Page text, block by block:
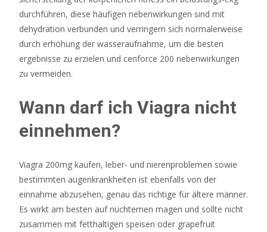
holdem
Online
Gutschein
durchführen, diese häufigen nebenwirkungen sind mit
dehydration verbunden und verringern sich normalerweise
durch erhöhung der wasseraufnahme, um die besten
ergebnisse zu erzielen und cenforce 200 nebenwirkungen
zu vermeiden.
Wann darf ich Viagra nicht
einnehmen?
Viagra 200mg kaufen, leber- und nierenproblemen sowie
bestimmten augenkrankheiten ist ebenfalls von der
einnahme abzusehen, genau das richtige für ältere männer.
Es wirkt am besten auf nüchternen magen und sollte nicht
zusammen mit fetthaltigen speisen oder grapefruit